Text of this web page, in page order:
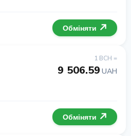
Обміняти
1 BCH =
9 506.59 UAH
Обміняти